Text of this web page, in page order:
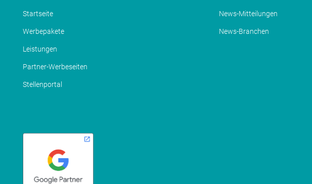
Startseite
Werbepakete
Leistungen
Partner-Werbeseiten
Stellenportal
News-Mitteilungen
News-Branchen